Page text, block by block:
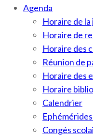
Agenda
Horaire de
Horaire de
Horaire des
Réunion de
Horaire des
Horaire
Calendrier
Congés